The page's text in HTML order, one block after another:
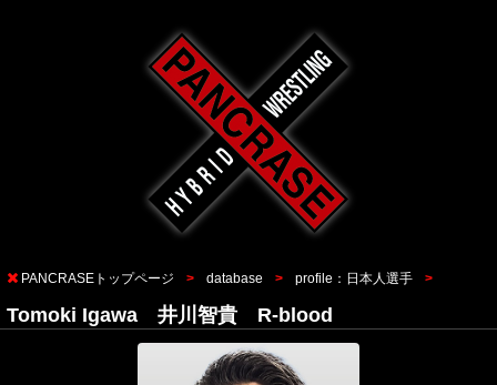
PANCRASEトップページ database profile：日本人選手
Tomoki Igawa 井川智貴 R-blood